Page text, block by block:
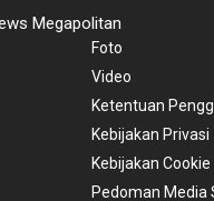
Megapolitan
Foto
Video
Ketentuan
Kebijakan Privasi
Kebijakan Cookie
Pedoman Media